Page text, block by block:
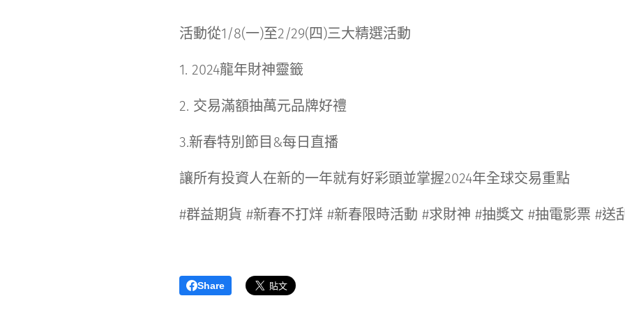
活動從1/8(一)至2/29(四)三大精選活動
1. 2024龍年財神靈籤
2. 交易滿額抽萬元品牌好禮
3.新春特別節目&每日直播
讓所有投資人在新的一年就有好彩頭並掌握2024年全球交易重點
#群益期貨 #新春不打烊 #新春限時活動 #求財神 #抽獎文 #抽電影票 #送
Share